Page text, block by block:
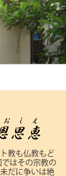
教も仏教もど
ではその宗教の
だに争いは絶